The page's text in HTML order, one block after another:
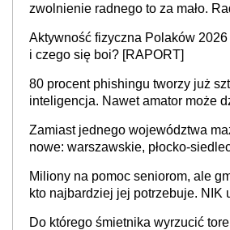
zwolnienie radnego to za mało.
sprawy
Aktywność fizyczna Polaków
i czego się boi? [RAPORT]
80 procent phishingu tworzy już
inteligencja. Nawet amator może
Zamiast jednego województwa
nowe: warszawskie, płocko-
stołecznych
Miliony na pomoc seniorom, ale
kto najbardziej jej potrzebuje. NIK
Do którego śmietnika wyrzucić